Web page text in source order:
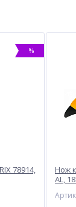
%
78914,
Нож
AL,